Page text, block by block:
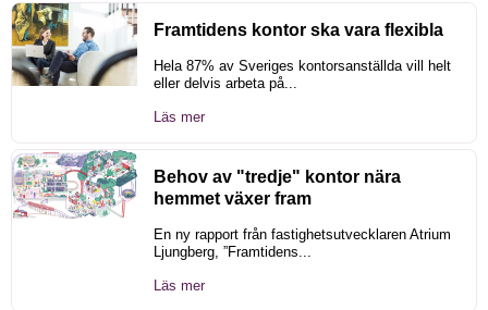
Framtidens kontor ska vara flexibla
Hela 87% av Sveriges kontorsanställda vill helt
eller delvis arbeta på...
Läs mer
Behov av "tredje" kontor nära
hemmet växer fram
En ny rapport från fastighetsutvecklaren Atrium
Ljungberg, ”Framtidens...
Läs mer